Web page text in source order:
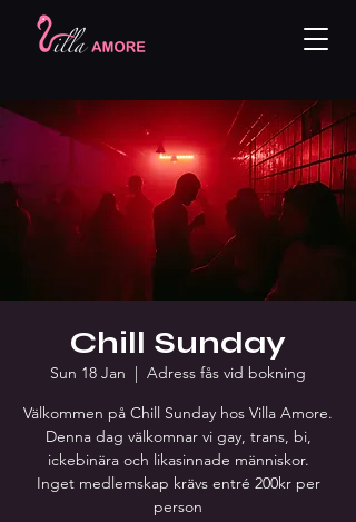
Chill Sunday
Sun 18 Jan
  |
Adress fås vid bokning
Välkommen på Chill Sunday hos Villa Amore.
Denna dag välkomnar vi gay, trans, bi,
ickebinära och likasinnade människor.
Inget medlemskap krävs entré 200kr per
person